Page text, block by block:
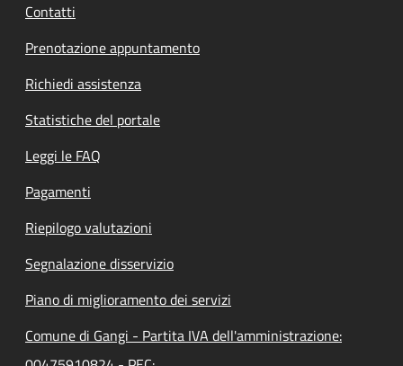
Contatti
Prenotazione appuntamento
Richiedi assistenza
Statistiche del portale
Leggi le FAQ
Pagamenti
Riepilogo valutazioni
Segnalazione disservizio
Piano di miglioramento dei servizi
Comune di Gangi - Partita IVA dell'amministrazione: